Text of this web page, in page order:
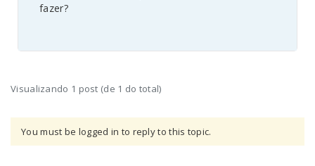
fazer?
Visualizando 1 post (de 1 do total)
You must be logged in to reply to this topic.